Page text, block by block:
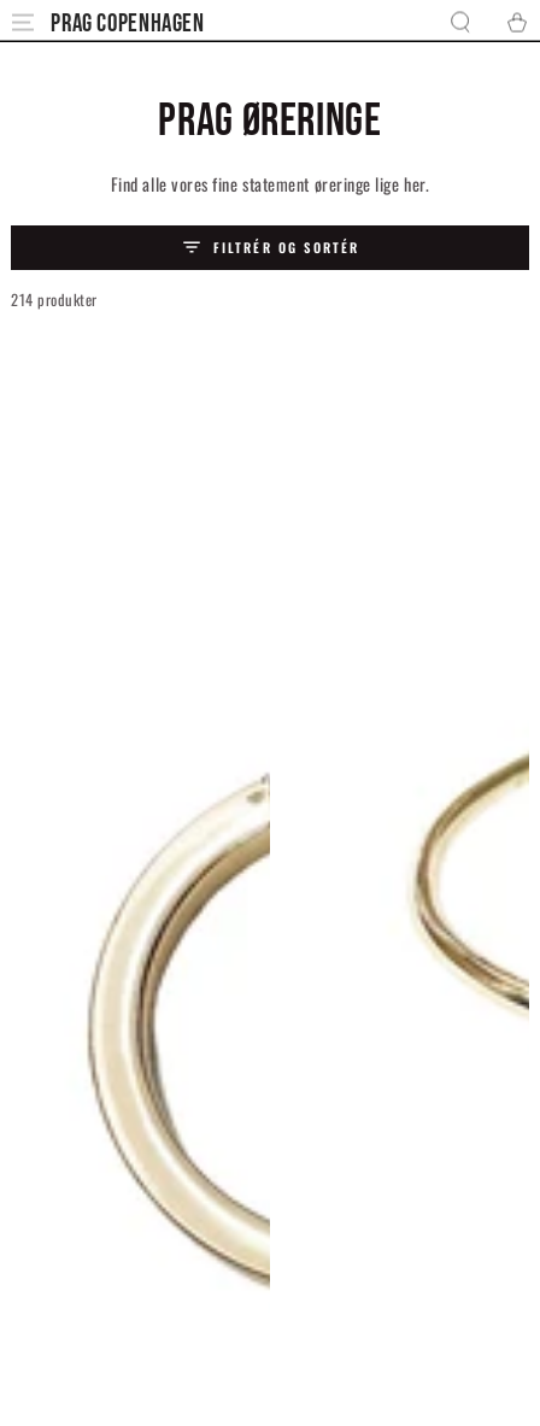
SPRING TIL
INDHOLD
Fri fragt på ordrer over
PRAG COPENHAGEN Kurv
KOLLEKTION:
PRAG ØRERINGE
Find alle vores fine statement øreringe lige her.
FILTRÉR OG SORTÉR
214 produkter